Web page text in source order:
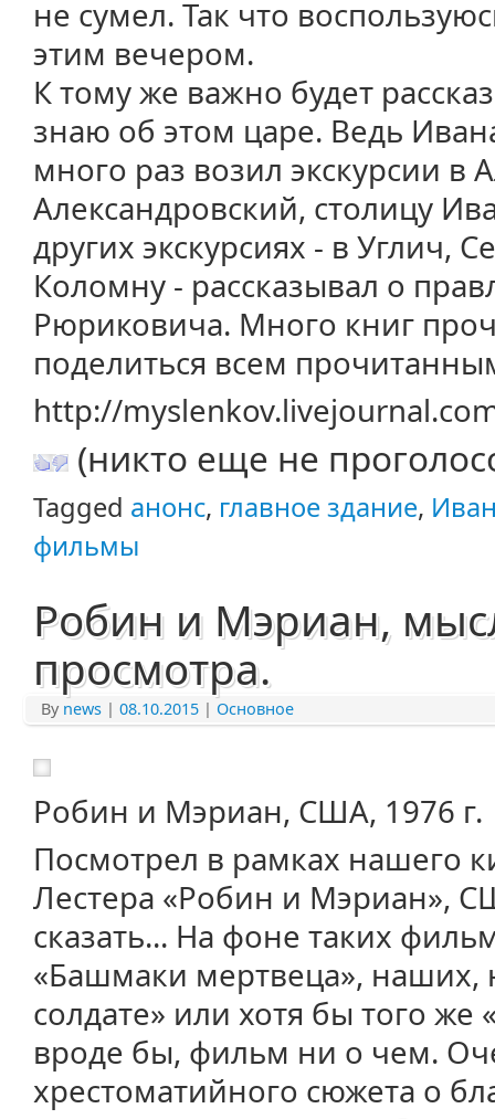
не сумел. Так что
этим вечером.
К тому же важно будет
знаю об этом царе. Ведь
много раз возил экскурсии в
Александровский, столицу
других экскурсиях - в Углич,
Коломну - рассказывал о
Рюриковича. Много книг
поделиться всем
http://
(никто еще не
Tagged анонс, главное здание,
фильмы
Робин и Мэриан,
просмотра.
By news | 08.10.2015 | Основное
Робин и Мэриан, США, 1976 г.
Посмотрел в рамках нашего
Лестера «Робин и Мэриан»,
сказать... На фоне таких
«Башмаки мертвеца», наших,
солдате» или хотя бы того
вроде бы, фильм ни о чем.
хрестоматийного сюжета о